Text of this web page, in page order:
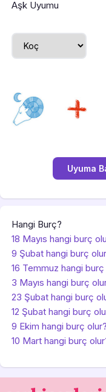
Aşk Uyumu
Hangi Burç?
18 Mayıs hangi burç
9 Şubat hangi burç
16 Temmuz hangi burç
3 Mayıs hangi burç
23 Şubat hangi burç
12 Şubat hangi burç
9 Ekim hangi burç olur?
10 Mart hangi burç